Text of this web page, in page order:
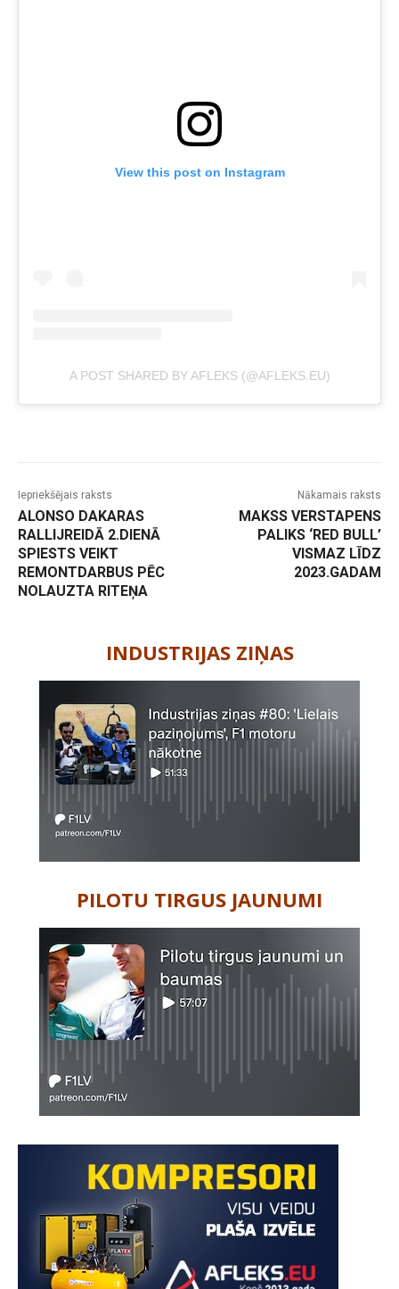
View this post on Instagram
A POST SHARED BY AFLEKS (@AFLEKS.EU)
Iepriekšējais raksts
ALONSO DAKARAS
RALLIJREIDĀ 2.DIENĀ
SPIESTS VEIKT
REMONTDARBUS PĒC
NOLAUZTA RITEŅA
Nākamais raksts
MAKSS VERSTAPENS
PALIKS ‘RED BULL’
VISMAZ LĪDZ
2023.GADAM
INDUSTRIJAS ZIŅAS
PILOTU TIRGUS JAUNUMI